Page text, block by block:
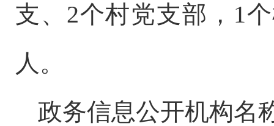
支、 2个村党支部， 1
人 。
政务信息公开机构名